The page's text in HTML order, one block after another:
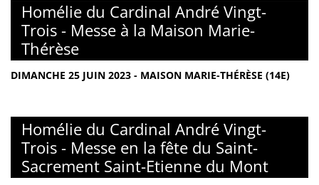
Homélie du Cardinal André Vingt-
Trois - Messe à la Maison Marie-
Thérèse
DIMANCHE 25 JUIN 2023 - MAISON MARIE-THÉRÈSE (14E)
Homélie du Cardinal André Vingt-
Trois - Messe en la fête du Saint-
Sacrement Saint-Etienne du Mont